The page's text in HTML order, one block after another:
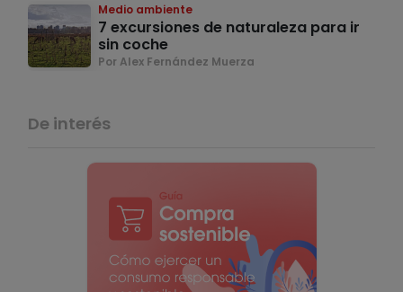
Medio ambiente
7 excursiones de naturaleza para ir
sin coche
Por Alex Fernández Muerza
De interés